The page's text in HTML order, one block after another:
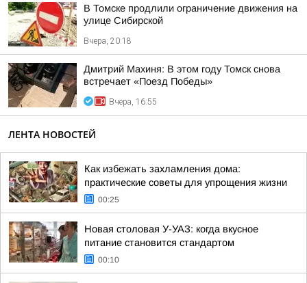
В Томске продлили ограничение движения на
улице Сибирской
Вчера, 20:18
Дмитрий Махиня: В этом году Томск снова
встречает «Поезд Победы»
Вчера, 16:55
ЛЕНТА НОВОСТЕЙ
Как избежать захламления дома:
практические советы для упрощения жизни
00:25
Новая столовая У-УАЗ: когда вкусное
питание становится стандартом
00:10